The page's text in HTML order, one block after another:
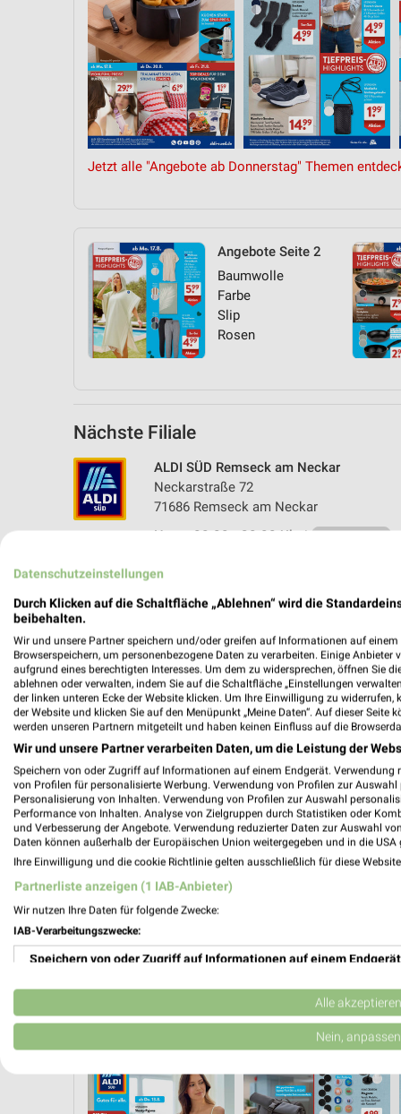
Jetzt alle "Angebote ab Donnerstag" Themen
Angebote Seite 2
Baumwolle
Farbe
Slip
Rosen
Nächste Filiale
ALDI SÜD Remseck am Neckar
Neckarstraße 72
71686 Remseck am Neckar
Heute 08:00 - 20:00 Uhr | Geschlossen
AB FREITAG
Datenschutzeinstellungen
Durch Klicken auf die Schaltfläche „Ablehnen“ wird die
beibehalten.
Wir und unsere Partner speichern und/oder greifen auf Informationen auf einem
Browserspeichern, um personenbezogene Daten zu verarbeiten. Einige
aufgrund eines berechtigten Interesses. Um dem zu widersprechen, öffnen Sie
ablehnen oder verwalten, indem Sie auf die Schaltfläche „Einstellungen
der linken unteren Ecke der Website klicken. Um Ihre Einwilligung zu
der Website und klicken Sie auf den Menüpunkt „Meine Daten“. Auf dieser
werden unseren Partnern mitgeteilt und haben keinen Einfluss auf die
Wir und unsere Partner verarbeiten Daten, um die Leistung der
Speichern von oder Zugriff auf Informationen auf einem Endgerät. Verwendung
von Profilen für personalisierte Werbung. Verwendung von Profilen zur
Personalisierung von Inhalten. Verwendung von Profilen zur Auswahl
Performance von Inhalten. Analyse von Zielgruppen durch Statistiken oder
und Verbesserung der Angebote. Verwendung reduzierter Daten zur Auswahl
Daten können außerhalb der Europäischen Union weitergegeben und in die USA
Ihre Einwilligung und die cookie Richtlinie gelten ausschließlich für diese
Partnerliste anzeigen (1 IAB-Anbieter)
Wir nutzen Ihre Daten für folgende Zwecke:
IAB-Verarbeitungszwecke:
Speichern von oder Zugriff auf Informationen auf einem Endgerät
Verwendung reduzierter Daten zur Auswahl von Werbeanzeigen
Erstellung von Profilen für personalisierte Werbung
Erstellung von Profilen zur Personalisierung von Inhalten
Alle akzeptieren
Nein, anpassen